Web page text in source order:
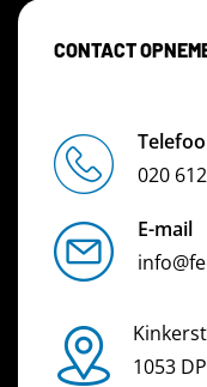
CONTACT
020
E-mail
1053